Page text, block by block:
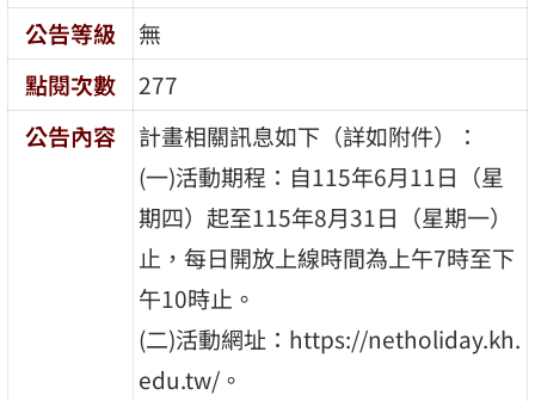
公告等級
無
點閱次數
277
公告內容
計畫相關訊息如下（詳如附件）：
(一)活動期程：自115年6月11日（星
期四）起至115年8月31日（星期一）
止，每日開放上線時間為上午7時至下
午10時止。
(二)活動網址：https://netholiday.kh.
edu.tw/。